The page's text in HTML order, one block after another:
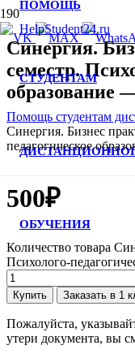
ПОМОЩЬ
СТУДЕНТАМ
ОБУЧЕНИЯ
Синергия.
семестр.
образование
Помощь студентам
Синергия. Бизнес
педагогическое
500₽
Количество товара
Психолого-
Купить Заказать в 1
Пожалуйста,
утери документа, вы